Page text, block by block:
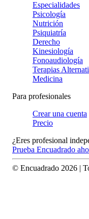
Especialidades
Psicología
Nutrición
Psiquiatría
Derecho
Kinesiología
Fonoaudiología
Terapias
Medicina
Para profesionales
Crear una cuenta
Precio
¿Eres profesional
Prueba Encuadrado
© Encuadrado 2026 |